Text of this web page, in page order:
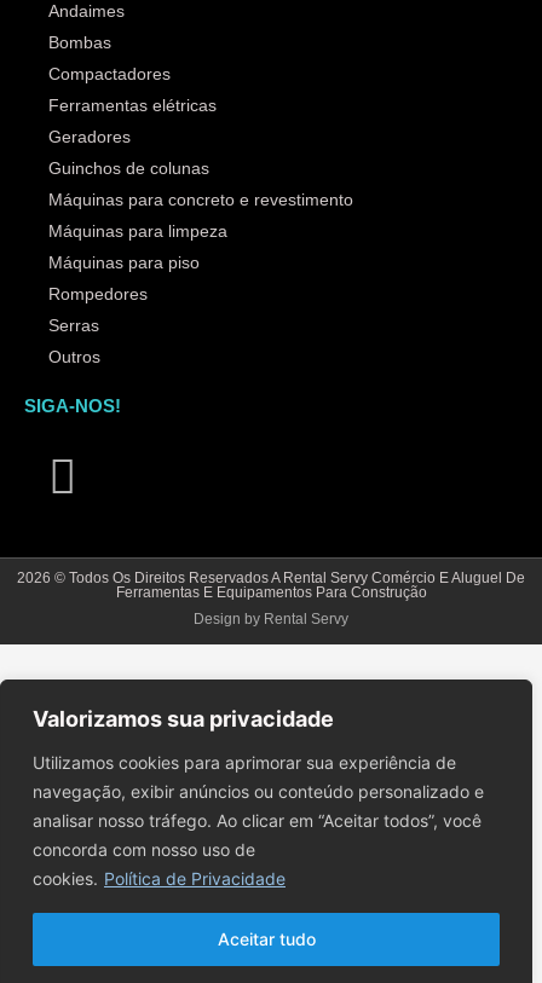
Valorizamos sua privacidade
Utilizamos cookies para aprimorar sua experiência de
navegação, exibir anúncios ou conteúdo personalizado e
analisar nosso tráfego. Ao clicar em “Aceitar todos”, você
concorda com nosso uso de
cookies. Política de Privacidade
Aceitar tudo
Andaimes
Bombas
Compactadores
Ferramentas elétricas
Geradores
Guinchos de colunas
Máquinas para concreto e revestimento
Máquinas para limpeza
Máquinas para piso
Rompedores
Serras
Outros
SIGA-NOS!
2026 © Todos Os Direitos Reservados A Rental Servy Comércio E Aluguel De
Ferramentas E Equipamentos Para Construção
Design by Rental Servy